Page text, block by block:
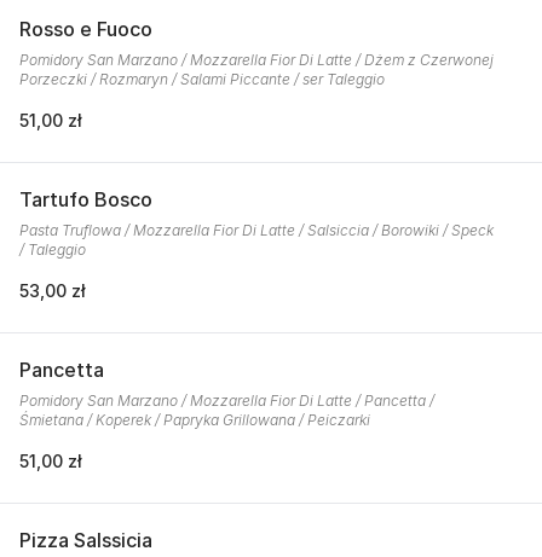
Rosso e Fuoco
Pomidory San Marzano / Mozzarella Fior Di Latte / Dżem z Czerwonej
Porzeczki / Rozmaryn / Salami Piccante / ser Taleggio
51,00 zł
Tartufo Bosco
Pasta Truflowa / Mozzarella Fior Di Latte / Salsiccia / Borowiki / Speck
/ Taleggio
53,00 zł
Pancetta
Pomidory San Marzano / Mozzarella Fior Di Latte / Pancetta /
Śmietana / Koperek / Papryka Grillowana / Peiczarki
51,00 zł
Pizza Salssicia